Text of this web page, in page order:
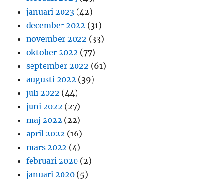
januari 2023 (42)
december 2022 (31)
november 2022 (33)
oktober 2022 (77)
september 2022 (61)
augusti 2022 (39)
juli 2022 (44)
juni 2022 (27)
maj 2022 (22)
april 2022 (16)
mars 2022 (4)
februari 2020 (2)
januari 2020 (5)